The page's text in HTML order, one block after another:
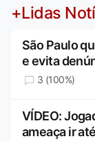
+Lidas
São Paulo
e evita
3 (100%)
VÍDEO:
ameaça ir